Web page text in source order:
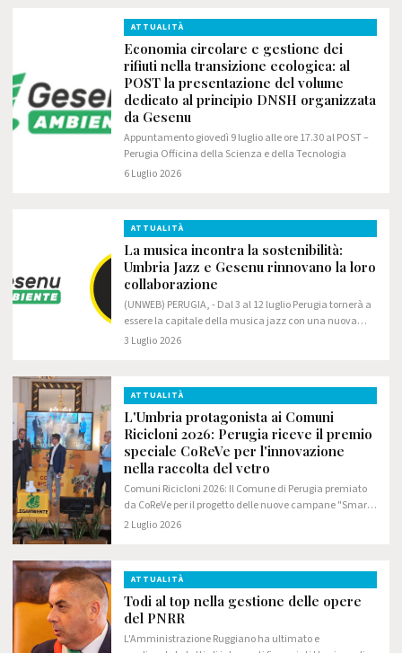
ATTUALITÀ
Economia circolare e gestione dei
rifiuti nella transizione ecologica: al
POST la presentazione del volume
dedicato al principio DNSH organizzata
da Gesenu
Appuntamento giovedì 9 luglio alle ore 17.30 al POST –
Perugia Officina della Scienza e della Tecnologia
6 Luglio 2026
ATTUALITÀ
La musica incontra la sostenibilità:
Umbria Jazz e Gesenu rinnovano la loro
collaborazione
(UNWEB) PERUGIA, - Dal 3 al 12 luglio Perugia tornerà a
essere la capitale della musica jazz con una nuova
edizione di Umbria Jazz. Anche quest'anno, al fianco
3 Luglio 2026
ATTUALITÀ
L'Umbria protagonista ai Comuni
Ricicloni 2026: Perugia riceve il premio
speciale CoReVe per l'innovazione
nella raccolta del vetro
Comuni Ricicloni 2026: Il Comune di Perugia premiato
da CoReVe per il progetto delle nuove campane "Smart
Waste". A Gesenu e al Comune il riconoscimento
2 Luglio 2026
ATTUALITÀ
Todi al top nella gestione delle opere
del PNRR
L'Amministrazione Ruggiano ha ultimato e